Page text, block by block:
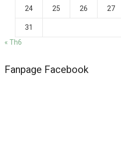
24 25 26 27
31
« Th6
Fanpage Facebook